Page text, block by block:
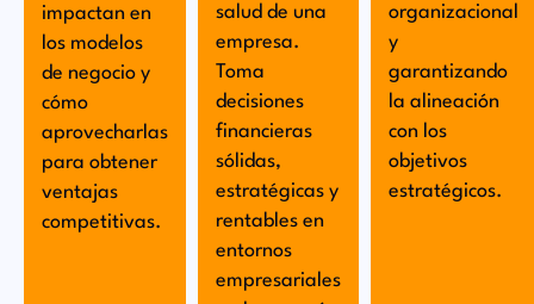
impactan en
los modelos
de negocio y
cómo
aprovecharlas
para obtener
ventajas
competitivas.
salud de una
empresa.
Toma
decisiones
financieras
sólidas,
estratégicas y
rentables en
entornos
empresariales
organizacional
y
garantizando
la alineación
con los
objetivos
estratégicos.